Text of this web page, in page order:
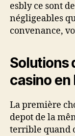
esbly ce sont
négligeables
convenance,
Solutions
casino en
La première
depot de la
terrible quand